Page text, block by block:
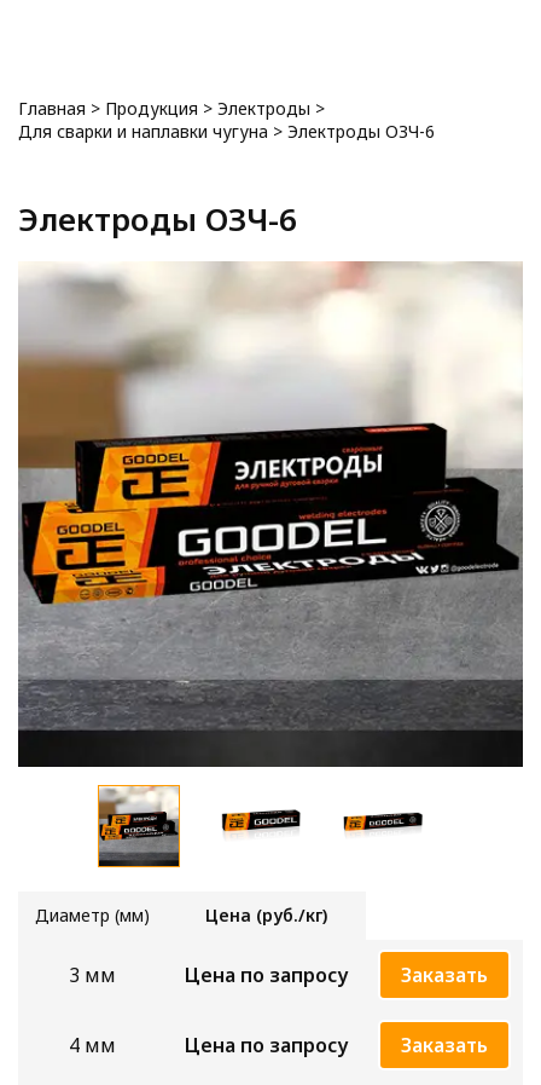
Главная > Продукция > Электроды >
Для сварки и наплавки чугуна > Электроды ОЗЧ-6
Электроды ОЗЧ-6
Диаметр (мм) Цена (руб./кг)
3 мм Цена по запросу Заказать
4 мм Цена по запросу Заказать